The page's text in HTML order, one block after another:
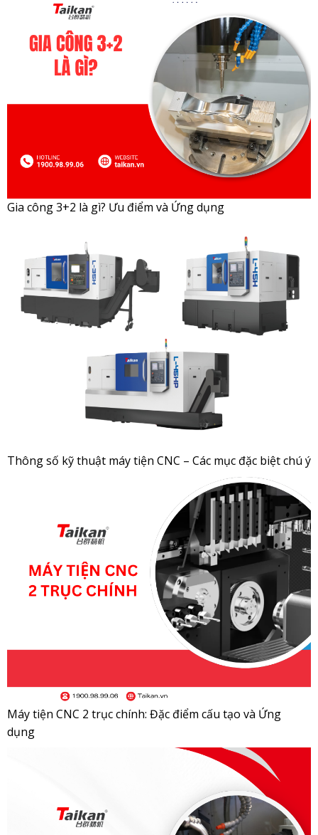
Gia công 3+2 là gì? Ưu điểm và Ứng dụng
Thông số kỹ thuật máy tiện CNC – Các mục đặc biệt chú ý
Máy tiện CNC 2 trục chính: Đặc điểm cấu tạo và Ứng
dụng